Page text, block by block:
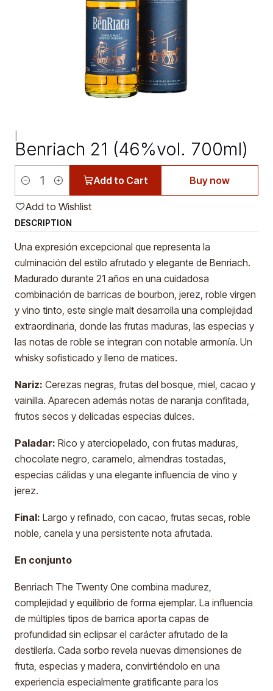
Benriach 21 (46%vol. 700ml)
Quantity
Add to Cart Buy now
Add to Wishlist
DESCRIPTION
Una expresión excepcional que representa la
culminación del estilo afrutado y elegante de Benriach.
Madurado durante 21 años en una cuidadosa
combinación de barricas de bourbon, jerez, roble virgen
y vino tinto, este single malt desarrolla una complejidad
extraordinaria, donde las frutas maduras, las especias y
las notas de roble se integran con notable armonía. Un
whisky sofisticado y lleno de matices.
Nariz: Cerezas negras, frutas del bosque, miel, cacao y
vainilla. Aparecen además notas de naranja confitada,
frutos secos y delicadas especias dulces.
Paladar: Rico y aterciopelado, con frutas maduras,
chocolate negro, caramelo, almendras tostadas,
especias cálidas y una elegante influencia de vino y
jerez.
Final: Largo y refinado, con cacao, frutas secas, roble
noble, canela y una persistente nota afrutada.
En conjunto
Benriach The Twenty One combina madurez,
complejidad y equilibrio de forma ejemplar. La influencia
de múltiples tipos de barrica aporta capas de
profundidad sin eclipsar el carácter afrutado de la
destilería. Cada sorbo revela nuevas dimensiones de
fruta, especias y madera, convirtiéndolo en una
experiencia especialmente gratificante para los